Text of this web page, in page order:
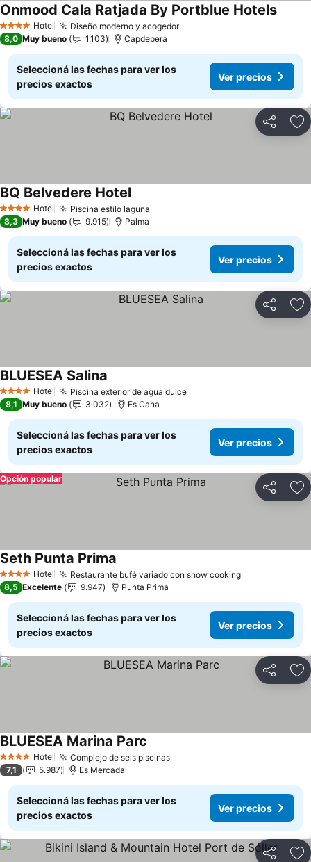
4 EstrellasHotel Diseño moderno y acogedorVer precios
Onmood Cala Ratjada By Portblue HotelsVer
8,0 Muy bueno 1.103 Capdepera
Seleccioná las fechas para ver los
precios exactos
Ver precios
Compartir
4 EstrellasHotel Piscina estilo laguna
BQ Belvedere HotelVer precios
8,3 Muy bueno 9.915 Palma
Seleccioná las fechas para ver los
precios exactos
Ver precios
Compartir
4 EstrellasHotel Piscina exterior de agua dulceVer precios
BLUESEA Salina
8,1 Muy bueno 3.032 Es Cana
Seleccioná las fechas para ver los
precios exactos
Ver precios
Compartir
Opción popular
4 EstrellasHotel Restaurante bufé variado con show cookingVer precios
Seth Punta Prima
8,5 Excelente 9.947 Punta Prima
Seleccioná las fechas para ver los
precios exactos
Ver precios
Compartir
4 EstrellasHotel Complejo de seis piscinasVer precios
BLUESEA Marina Parc
7,1 5.987 Es Mercadal
Seleccioná las fechas para ver los
precios exactos
Ver precios
Compartir